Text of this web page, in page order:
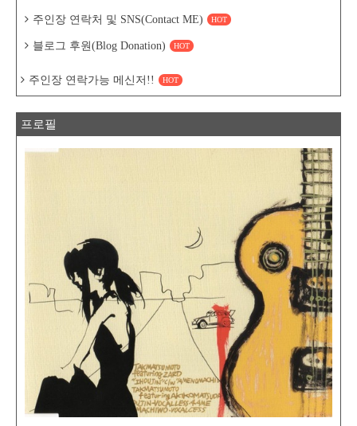
주인장 연락처 및 SNS(Contact ME) HOT
블로그 후원(Blog Donation) HOT
주인장 연락가능 메신저!! HOT
프로필